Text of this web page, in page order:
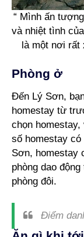
“ Mình ấn
và nhiệt tình
là một nơi rất
Phòng ở
Đến Lý Sơn,
homestay từ
chọn
số homestay
Sơn, homestay
phòng dao
phòng đôi.
Điểm